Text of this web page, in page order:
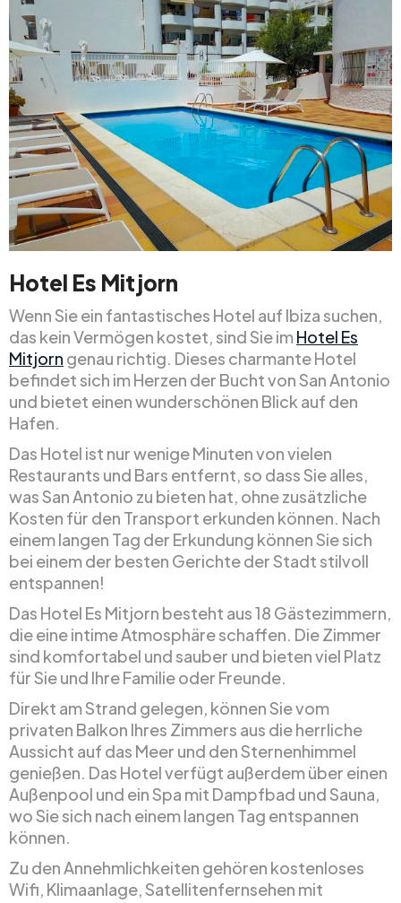
Hotel Es Mitjorn
Wenn Sie ein fantastisches Hotel auf Ibiza suchen,
das kein Vermögen kostet, sind Sie imHotel Es
Mitjorn genau richtig. Dieses charmante Hotel
befindet sich im Herzen der Bucht von San Antonio
und bietet einen wunderschönen Blick auf den
Hafen.
Das Hotel ist nur wenige Minuten von vielen
Restaurants und Bars entfernt, so dass Sie alles,
was San Antonio zu bieten hat, ohne zusätzliche
Kosten für den Transport erkunden können. Nach
einem langen Tag der Erkundung können Sie sich
bei einem der besten Gerichte der Stadt stilvoll
entspannen!
Das Hotel Es Mitjorn besteht aus 18 Gästezimmern,
die eine intime Atmosphäre schaffen. Die Zimmer
sind komfortabel und sauber und bieten viel Platz
für Sie und Ihre Familie oder Freunde.
Direkt am Strand gelegen, können Sie vom
privaten Balkon Ihres Zimmers aus die herrliche
Aussicht auf das Meer und den Sternenhimmel
genießen. Das Hotel verfügt außerdem über einen
Außenpool und ein Spa mit Dampfbad und Sauna,
wo Sie sich nach einem langen Tag entspannen
können.
Zu den Annehmlichkeiten gehören kostenloses
Wifi, Klimaanlage, Satellitenfernsehen mit